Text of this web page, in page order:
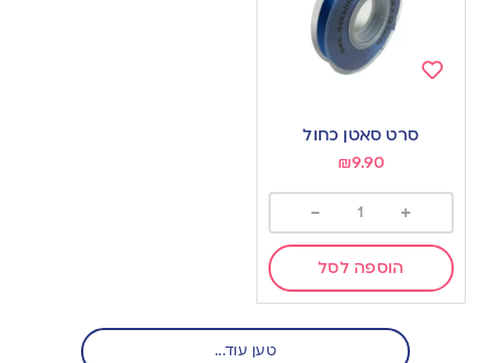
סרט סאטן כחול
₪9.90
+
-
הוספה לסל
טען עוד...